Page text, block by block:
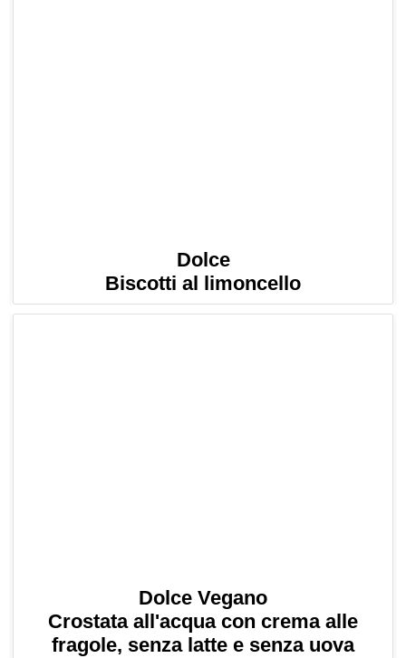
Dolce
Biscotti al limoncello
Dolce Vegano
Crostata all'acqua con crema alle
fragole, senza latte e senza uova